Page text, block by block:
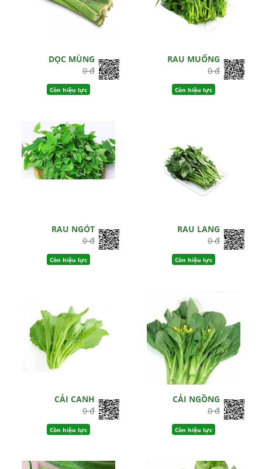
DỌC MÙNG
0 đ
Còn hiệu lực
RAU MUỐNG
0 đ
Còn hiệu lực
RAU NGÓT
0 đ
Còn hiệu lực
RAU LANG
0 đ
Còn hiệu lực
CẢI CANH
0 đ
Còn hiệu lực
CẢI NGỒNG
0 đ
Còn hiệu lực